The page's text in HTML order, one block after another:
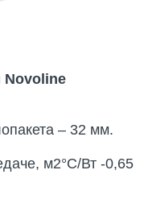
Novoline
– 32 мм.
м2°С/Вт -0,65